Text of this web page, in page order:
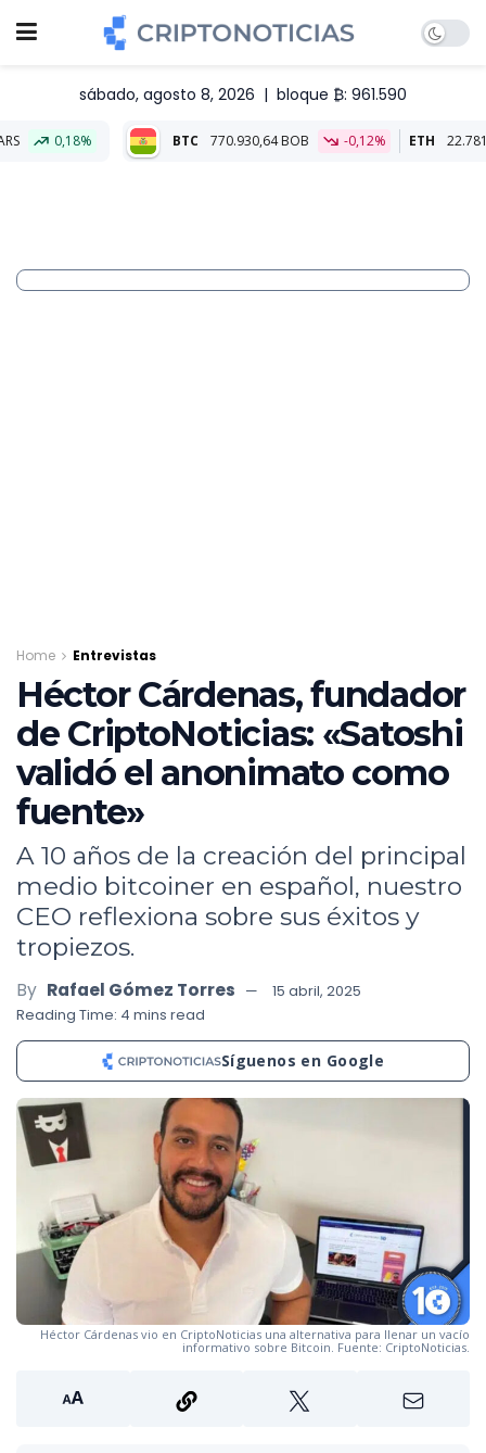
sábado, agosto 8, 2026 | bloque ₿: 961.590
BTC 770.930,64 BOB -0,12% ETH 22.781,69 BOB
Home Entrevistas
Héctor Cárdenas, fundador
de CriptoNoticias: «Satoshi
validó el anonimato como
fuente»
A 10 años de la creación del principal
medio bitcoiner en español, nuestro
CEO reflexiona sobre sus éxitos y
tropiezos.
By Rafael Gómez Torres
15 abril, 2025
Reading Time: 4 mins read
Síguenos en Google
Héctor Cárdenas vio en CriptoNoticias una alternativa para llenar un vacío
informativo sobre Bitcoin. Fuente: CriptoNoticias.